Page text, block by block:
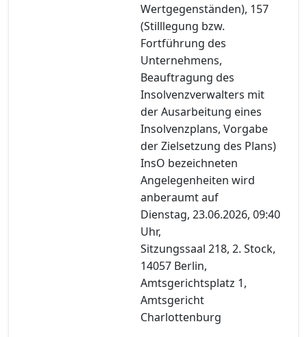
Wertgegenständen), 157
(Stilllegung bzw.
Fortführung des
Unternehmens,
Beauftragung des
Insolvenzverwalters mit
der Ausarbeitung eines
Insolvenzplans, Vorgabe
der Zielsetzung des Plans)
InsO bezeichneten
Angelegenheiten wird
anberaumt auf
Dienstag, 23.06.2026, 09:40
Uhr,
Sitzungssaal 218, 2. Stock,
14057 Berlin,
Amtsgerichtsplatz 1,
Amtsgericht
Charlottenburg